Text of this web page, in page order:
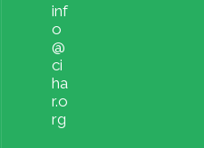
inf
o
@
ci
ha
r.o
rg